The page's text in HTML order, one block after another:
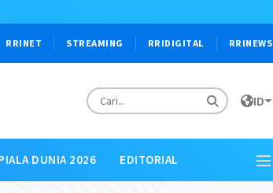
RRINET STREAMING RRIDIGITAL RRINEWS
ID
DUNIA 2026 EDITORIAL